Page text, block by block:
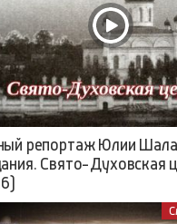
репортаж Юлии
Свято-Духовская